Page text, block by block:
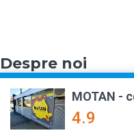
Despre noi
MOTAN -
4.9